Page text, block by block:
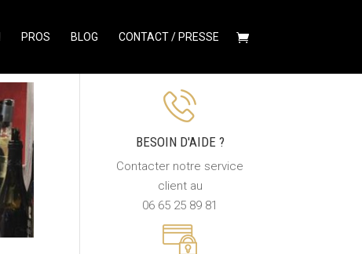
PROS BLOG CONTACT / PRESSE
BESOIN D'AIDE ?
Contacter notre service
client au
06 65 25 89 81